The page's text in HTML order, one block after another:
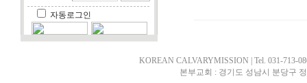
자동로그인
KOREAN CALVARYMISSION | Tel. 031-713-
본부교회 : 경기도 성남시 분당구